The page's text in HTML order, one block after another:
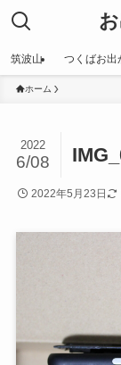
筑波山 つくばお出
ホーム
2022
6/08
2022年5月23日